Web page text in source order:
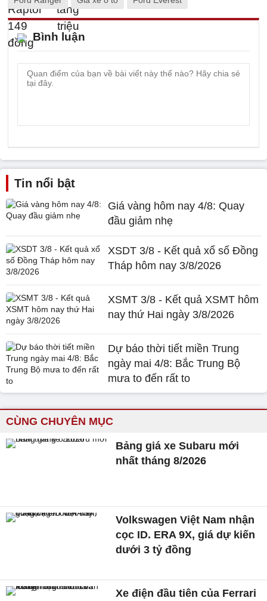
Bình luận
Tin nổi bật
Giá vàng hôm nay 4/8: Quay
đầu giảm nhẹ
XSDT 3/8 - Kết quả xổ số Đồng
Tháp hôm nay 3/8/2026
XSMT 3/8 - Kết quả XSMT hôm
nay thứ Hai ngày 3/8/2026
Dự báo thời tiết miền Trung
ngày mai 4/8: Bắc Trung Bộ
mưa to đến rất to
CÙNG CHUYÊN MỤC
Bảng giá xe Subaru mới
nhất tháng 8/2026
Volkswagen Việt Nam nhận
cọc ID. ERA 9X, giá dự kiến
dưới 3 tỷ đồng
Xe điện đầu tiên của Ferrari